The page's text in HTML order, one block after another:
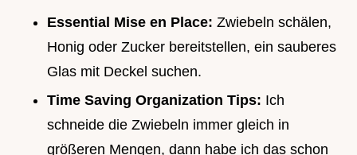
Essential Mise en Place: Zwiebeln schälen,
Honig oder Zucker bereitstellen, ein sauberes
Glas mit Deckel suchen.
Time Saving Organization Tips: Ich
schneide die Zwiebeln immer gleich in
größeren Mengen, dann habe ich das schon